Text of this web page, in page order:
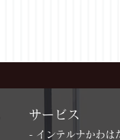
サービス
- インテルナかわは